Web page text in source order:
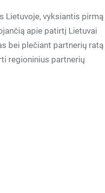
Lietuvoje, vyksiantis pirmą
apie patirtį Lietuvai
bei plečiant partnerių ratą
regioninius partnerių